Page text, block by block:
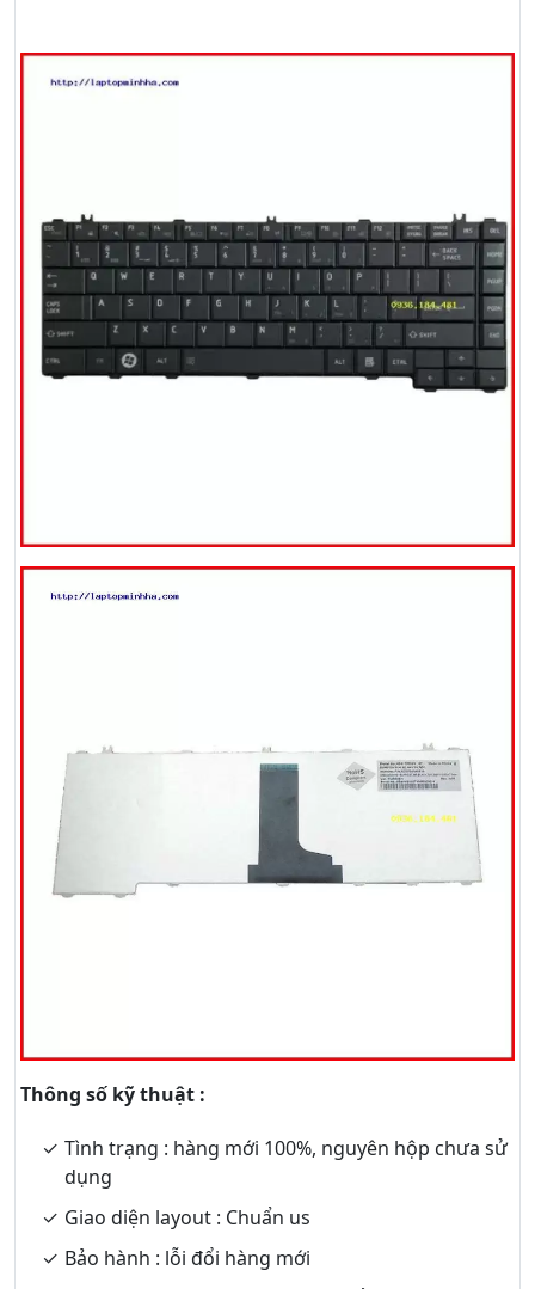
Thông số kỹ thuật :
Tình trạng : hàng mới 100%, nguyên hộp chưa sử
dụng
Giao diện layout : Chuẩn us
Bảo hành : lỗi đổi hàng mới